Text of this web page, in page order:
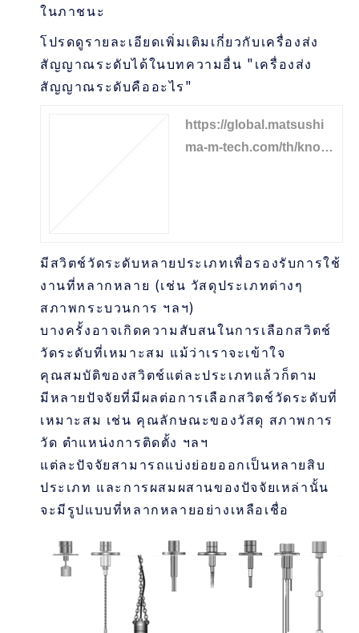
ในภาชนะ
โปรดดูรายละเอียดเพิ่มเติมเกี่ยวกับเครื่องส่ง
สัญญาณระดับได้ในบทความอื่น "เครื่องส่ง
สัญญาณระดับคืออะไร"
https://global.matsushi
ma-m-tech.com/th/knowl
มีสวิตช์วัดระดับหลายประเภทเพื่อรองรับการใช้
งานที่หลากหลาย (เช่น วัสดุประเภทต่างๆ
สภาพกระบวนการ ฯลฯ)
บางครั้งอาจเกิดความสับสนในการเลือกสวิตช์
วัดระดับที่เหมาะสม แม้ว่าเราจะเข้าใจ
คุณสมบัติของสวิตช์แต่ละประเภทแล้วก็ตาม
มีหลายปัจจัยที่มีผลต่อการเลือกสวิตช์วัดระดับที่
เหมาะสม เช่น คุณลักษณะของวัสดุ สภาพการ
วัด ตำแหน่งการติดตั้ง ฯลฯ
แต่ละปัจจัยสามารถแบ่งย่อยออกเป็นหลายสิบ
ประเภท และการผสมผสานของปัจจัยเหล่านั้น
จะมีรูปแบบที่หลากหลายอย่างเหลือเชื่อ